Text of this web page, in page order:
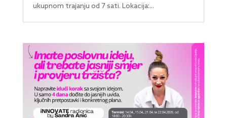
ukupnom trajanju od 7 sati. Lokacija:...